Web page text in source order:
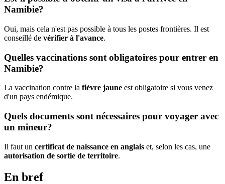
Namibie?
Oui, mais cela n'est pas possible à tous les postes frontières. Il est
conseillé de vérifier à l'avance.
Quelles vaccinations sont obligatoires pour entrer en
Namibie?
La vaccination contre la fièvre jaune est obligatoire si vous venez
d'un pays endémique.
Quels documents sont nécessaires pour voyager avec
un mineur?
Il faut un certificat de naissance en anglais et, selon les cas, une
autorisation de sortie de territoire.
En bref